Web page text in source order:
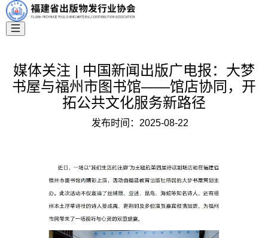
媒体关注 | 中国新闻出版广电报：大梦
书屋与福州市图书馆——馆店协同，开
拓公共文化服务新路径
发布时间： 2025-08-22